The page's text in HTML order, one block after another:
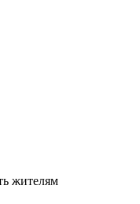
жителям